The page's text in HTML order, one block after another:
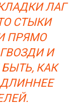
ЛАГ
СТЫКИ
ПРЯМО
И
КАК